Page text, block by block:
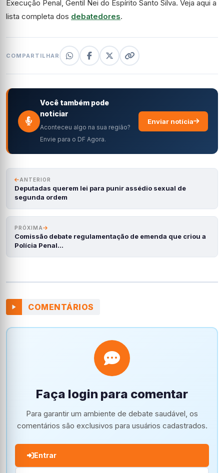
Execução Penal, Gentil Nei do Espírito Santo Silva. Veja aqui a
lista completa dos debatedores.
COMPARTILHAR
Você também pode
noticiar
Aconteceu algo na sua região?
Envie para o DF Agora.
Enviar notícia
ANTERIOR
Deputadas querem lei para punir assédio sexual de
segunda ordem
PRÓXIMA
Comissão debate regulamentação de emenda que criou a
Polícia Penal…
COMENTÁRIOS
Faça login para comentar
Para garantir um ambiente de debate saudável, os
comentários são exclusivos para usuários cadastrados.
Entrar